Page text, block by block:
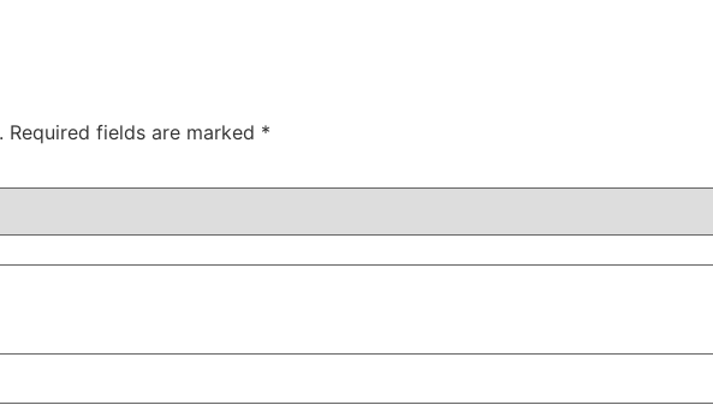
Required fields are marked *